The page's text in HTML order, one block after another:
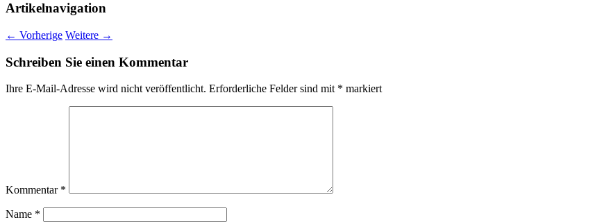
Artikelnavigation
← Vorherige Weitere →
Schreiben Sie einen Kommentar
Ihre E-Mail-Adresse wird nicht veröffentlicht. Erforderliche Felder sind mit * markiert
Kommentar *
Name *